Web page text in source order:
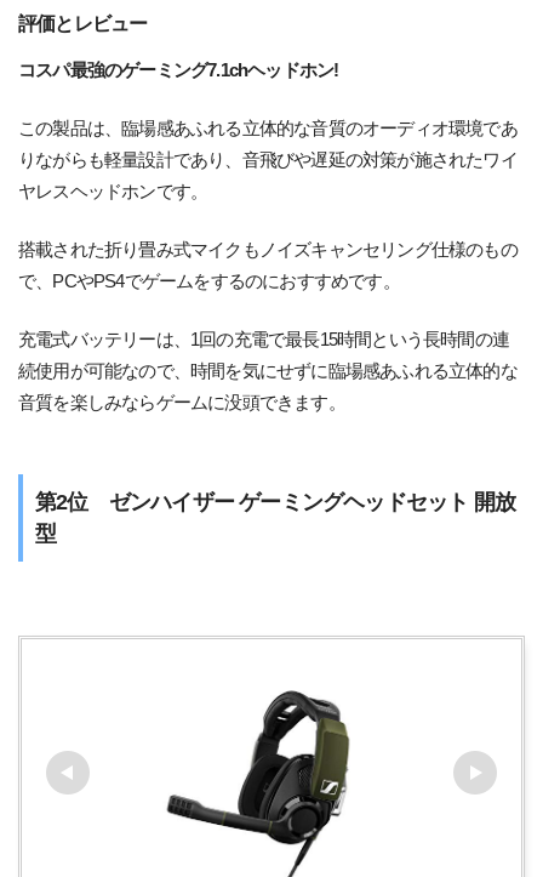
評価とレビュー
コスパ最強のゲーミング7.1chヘッドホン!
この製品は、臨場感あふれる立体的な音質のオーディオ環境であ
りながらも軽量設計であり、音飛びや遅延の対策が施されたワイ
ヤレスヘッドホンです。
搭載された折り畳み式マイクもノイズキャンセリング仕様のもの
で、PCやPS4でゲームをするのにおすすめです。
充電式バッテリーは、1回の充電で最長15時間という長時間の連
続使用が可能なので、時間を気にせずに臨場感あふれる立体的な
音質を楽しみならゲームに没頭できます。
第2位 ゼンハイザー ゲーミングヘッドセット 開放
型